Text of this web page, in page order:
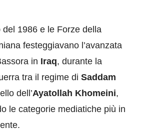
del 1986 e le Forze della
festeggiavano l’avanzata
in Iraq, durante la
tra il regime di Saddam
dell’Ayatollah Khomeini,
le categorie mediatiche più in